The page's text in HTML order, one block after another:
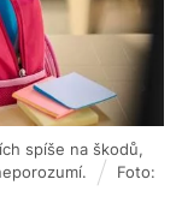
spíše na škodů,
Foto: